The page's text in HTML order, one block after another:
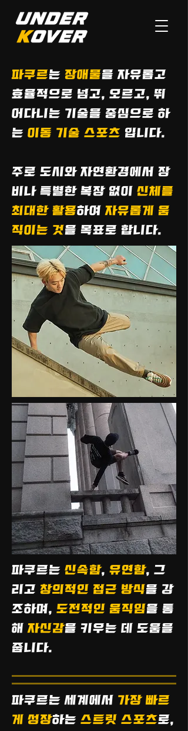
파쿠르는 장애물을 자유롭고
효율적으로 넘고, 오르고, 뛰
어다니는 기술을 중심으로 하
는 이동 기술 스포츠 입니다.
주로 도시와 자연환경에서 장
비나 특별한 복장 없이 신체를
최대한 활용하여자유롭게 움
직이는 것을 목표로 합니다.
파쿠르는 신속함, 유연함, 그
리고 창의적인 접근 방식을 강
조하며, 도전적인 움직임을 통
해자신감을 키우는 데 도움을
줍니다.
파쿠르는 세계에서 가장 빠르
게 성장하는 스트릿 스포츠로,